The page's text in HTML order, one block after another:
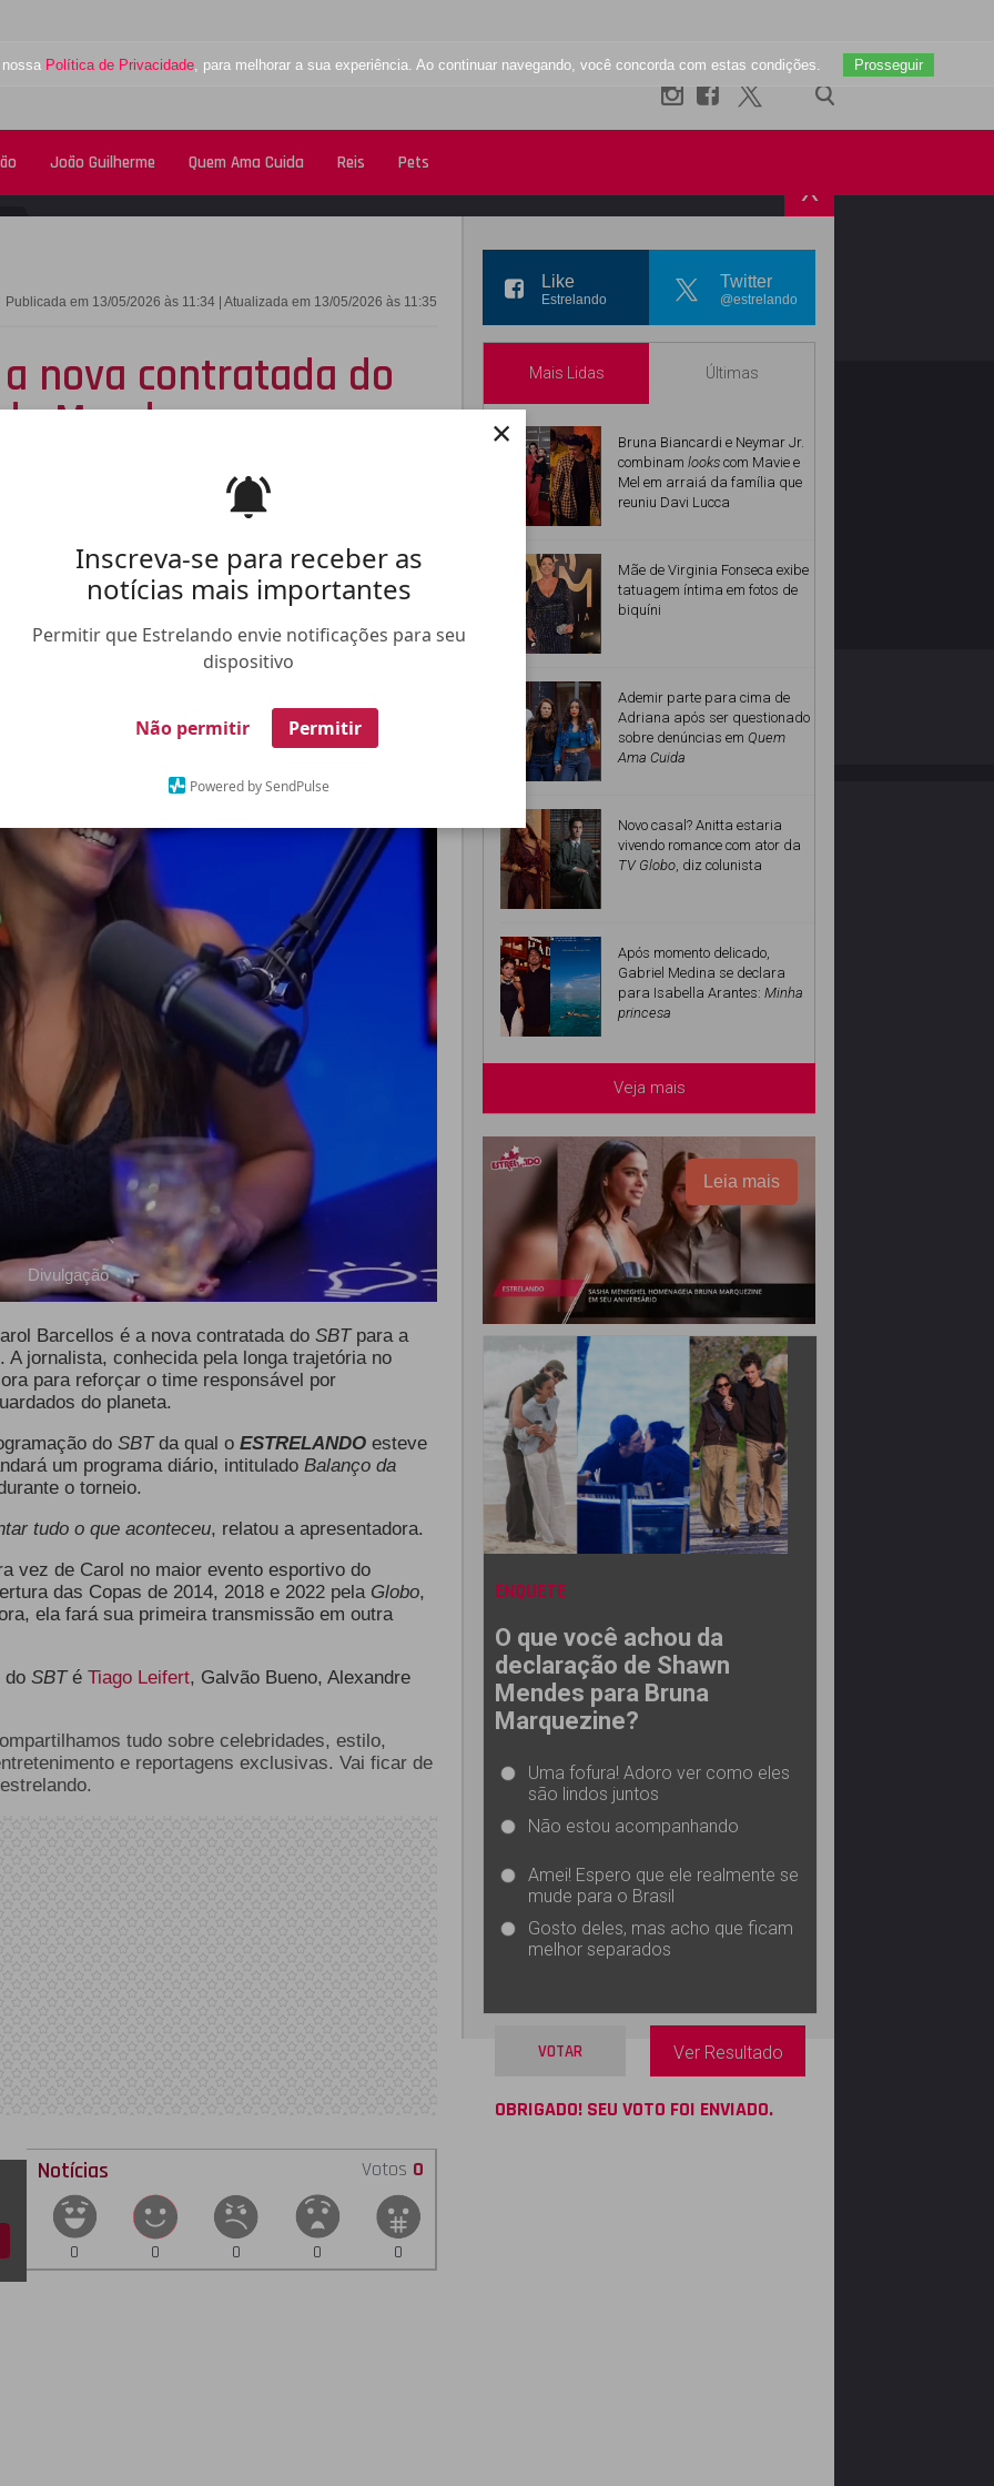
Inscreva-se para receber as
notícias mais importantes
Permitir que Estrelando envie notificações para seu
dispositivo
Não permitir Permitir
Powered by SendPulse
×
Política de Privacidade, para melhorar a sua experiência. Ao continuar navegando, você concorda com estas condições. Prosseguir
João Guilherme Quem Ama Cuida Reis Pets
X
Publicada em 13/05/2026 às 11:34 | Atualizada em 13/05/2026 às 11:35
nova contratada do
Mundo
e entrou para o time da emissora
Whatsapp
Divulgação
Barcellos é a nova contratada do SBT para a
jornalista, conhecida pela longa trajetória no
para reforçar o time responsável por
do planeta.
do SBTda qual o ESTRELANDO esteve
um programa diário, intitulado Balanço da
o torneio.
tudo o que aconteceu, relatou a apresentadora.
vez de Carol no maior evento esportivo do
das Copas de 2014, 2018 e 2022 pela Globo,
ela fará sua primeira transmissão em outra
do SBTé Tiago Leifert, Galvão Bueno, Alexandre
tudo sobre celebridades, estilo,
e reportagens exclusivas. Vai ficar de
Notícias Votos 0
0 0 0 0 0
Like
Estrelando
Twitter
@estrelando
Mais Lidas Últimas
Bruna Biancardi e Neymar Jr.
combinam looks com Mavie e
Mel em arraiá da família que
reuniu Davi Lucca
Mãe de Virginia Fonseca exibe
tatuagem íntima em fotos de
biquíni
Ademir parte para cima de
Adriana após ser questionado
sobre denúncias em Quem
Ama Cuida
Novo casal? Anitta estaria
vivendo romance com ator da
TV Globo, diz colunista
Após momento delicado,
Gabriel Medina se declara
para Isabella Arantes: Minha
princesa
Veja mais
Leia mais
ENQUETE
O que você achou da
declaração de Shawn
Mendes para Bruna
Marquezine?
Uma fofura! Adoro ver como eles
são lindos juntos
Não estou acompanhando
Amei! Espero que ele realmente se
mude para o Brasil
Gosto deles, mas acho que ficam
melhor separados
VOTAR Ver Resultado
OBRIGADO! SEU VOTO FOI ENVIADO.
INSTAGRAM
TRABALHE NO ESTRELANDO
Desenvolvido por